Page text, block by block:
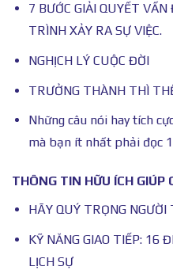
7 BƯỚC GIẢI QUYẾT
TRÌNH XẢY RA SỰ VIỆC.
NGHỊCH LÝ CUỘC ĐỜI
TRƯỞNG THÀNH THÌ
Những câu nói hay tích
mà bạn ít nhất phải đọc
THÔNG TIN HỮU ÍCH GIÚP
HÃY QUÝ TRỌNG
KỸ NĂNG GIAO TIẾP: 16
LỊCH SỰ